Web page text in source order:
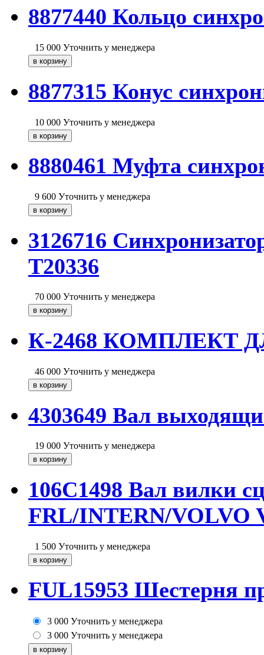
8877440 Кольцо
15 000 Уточнить у менеджера
8877315 Конус
10 000 Уточнить у менеджера
8880461 Муфта
9 600 Уточнить у менеджера
3126716
T20336
70 000 Уточнить у менеджера
К-2468 КОМПЛЕКТ
46 000 Уточнить у менеджера
4303649 Вал
19 000 Уточнить у менеджера
106C1498 Вал вилки
FRL/INTERN/VOLVO
1 500 Уточнить у менеджера
FUL15953 Шестерня
3 000 Уточнить у менеджера
3 000 Уточнить у менеджера